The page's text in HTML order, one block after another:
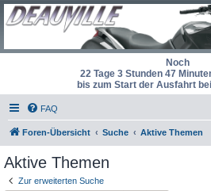
Noch
22 Tage 3 Stunden 47
bis zum Start der Ausfahrt
FAQ
Foren-Übersicht Suche Aktive Themen
Aktive Themen
Zur erweiterten Suche